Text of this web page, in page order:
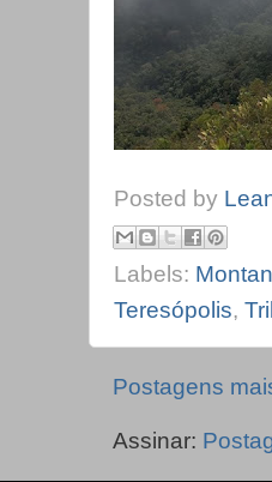
Posted by
Labels:
Teresópolis,
Postagens
Assinar: